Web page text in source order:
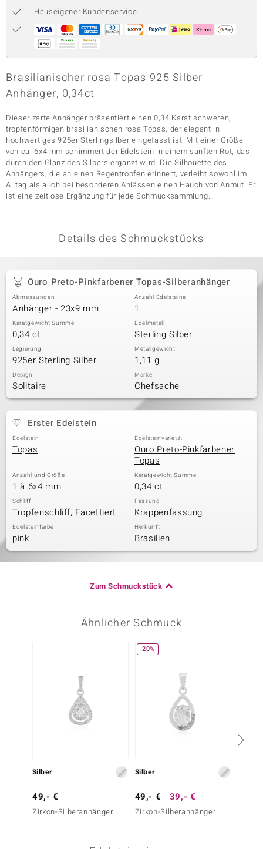
Classics
Hauseigener Kundenservice
Brasilianischer rosa Topas 925 Silber
Anhänger, 0,34ct
Dieser zarte Anhänger präsentiert einen 0,34 Karat schweren,
tropfenförmigen brasilianischen rosa Topas, der elegant in
hochwertiges 925er Sterlingsilber eingefasst ist. Mit einer Größe
von ca. 6x4 mm schimmert der Edelstein in einem sanften Rot, das
durch den Glanz des Silbers ergänzt wird. Die Silhouette des
Anhängers, die an einen Regentropfen erinnert, verleiht sowohl im
Alltag als auch bei besonderen Anlässen einen Hauch von Anmut. Er
ist eine zeitlose Ergänzung für jede Schmucksammlung.
Details des Schmuckstücks
Ouro Preto-Pinkfarbener Topas-Silberanhänger
Abmessungen
Anhänger - 23x9 mm
Anzahl Edelsteine
1
Karatgewicht Summe
0,34 ct
Edelmetall
Sterling Silber
Legierung
925er Sterling Silber
Metallgewicht
1,11 g
Design
Solitaire
Marke
Chefsache
Erster Edelstein
Edelstein
Topas
Edelsteinvarietät
Ouro Preto-Pinkfarbener
Topas
Anzahl und Größe
1 à 6x4 mm
Karatgewicht Summe
0,34 ct
Schliff
Tropfenschliff, Facettiert
Fassung
Krappenfassung
Edelsteinfarbe
pink
Herkunft
Brasilien
Zum Schmuckstück
Ähnlicher Schmuck
Silber
49,- €
Zirkon-Silberanhänger
-20%
Silber
49,- € 39,- €
Zirkon-Silberanhänger